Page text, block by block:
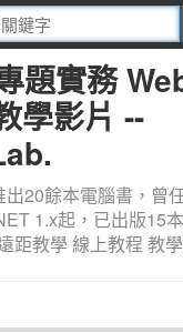
題實務
學影片 --
出20餘本電腦書，曾
1.x起，已出版15
距教學 線上教程 教